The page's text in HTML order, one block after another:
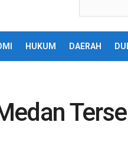
HUKUM DAERAH